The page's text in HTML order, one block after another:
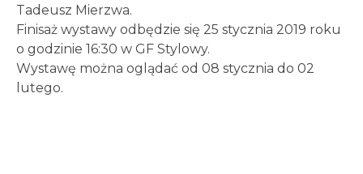
Tadeusz Mierzwa.
Finisaż wystawy odbędzie się 25 stycznia 2019 roku
o godzinie 16:30 w GF Stylowy.
Wystawę można oglądać od 08 stycznia do 02
lutego.